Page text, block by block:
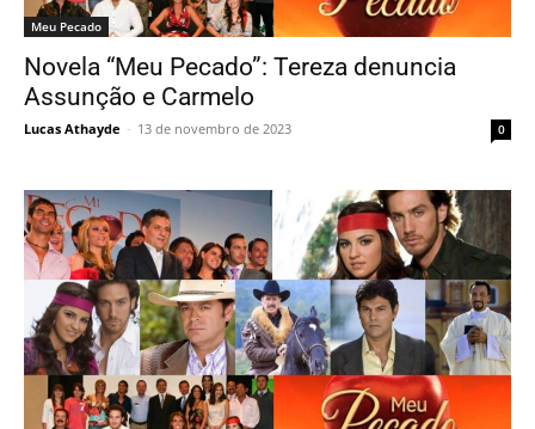
Meu Pecado
Novela “Meu Pecado”: Tereza denuncia
Assunção e Carmelo
Lucas Athayde - 13 de novembro de 2023 0